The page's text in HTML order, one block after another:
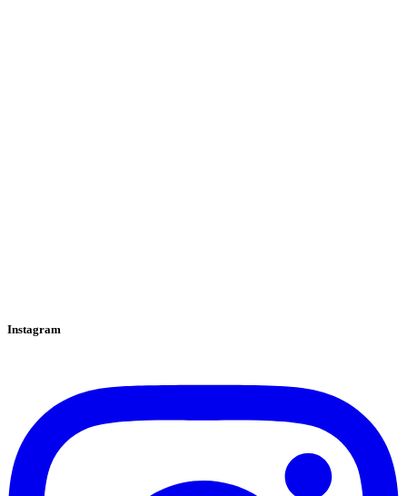
Instagram